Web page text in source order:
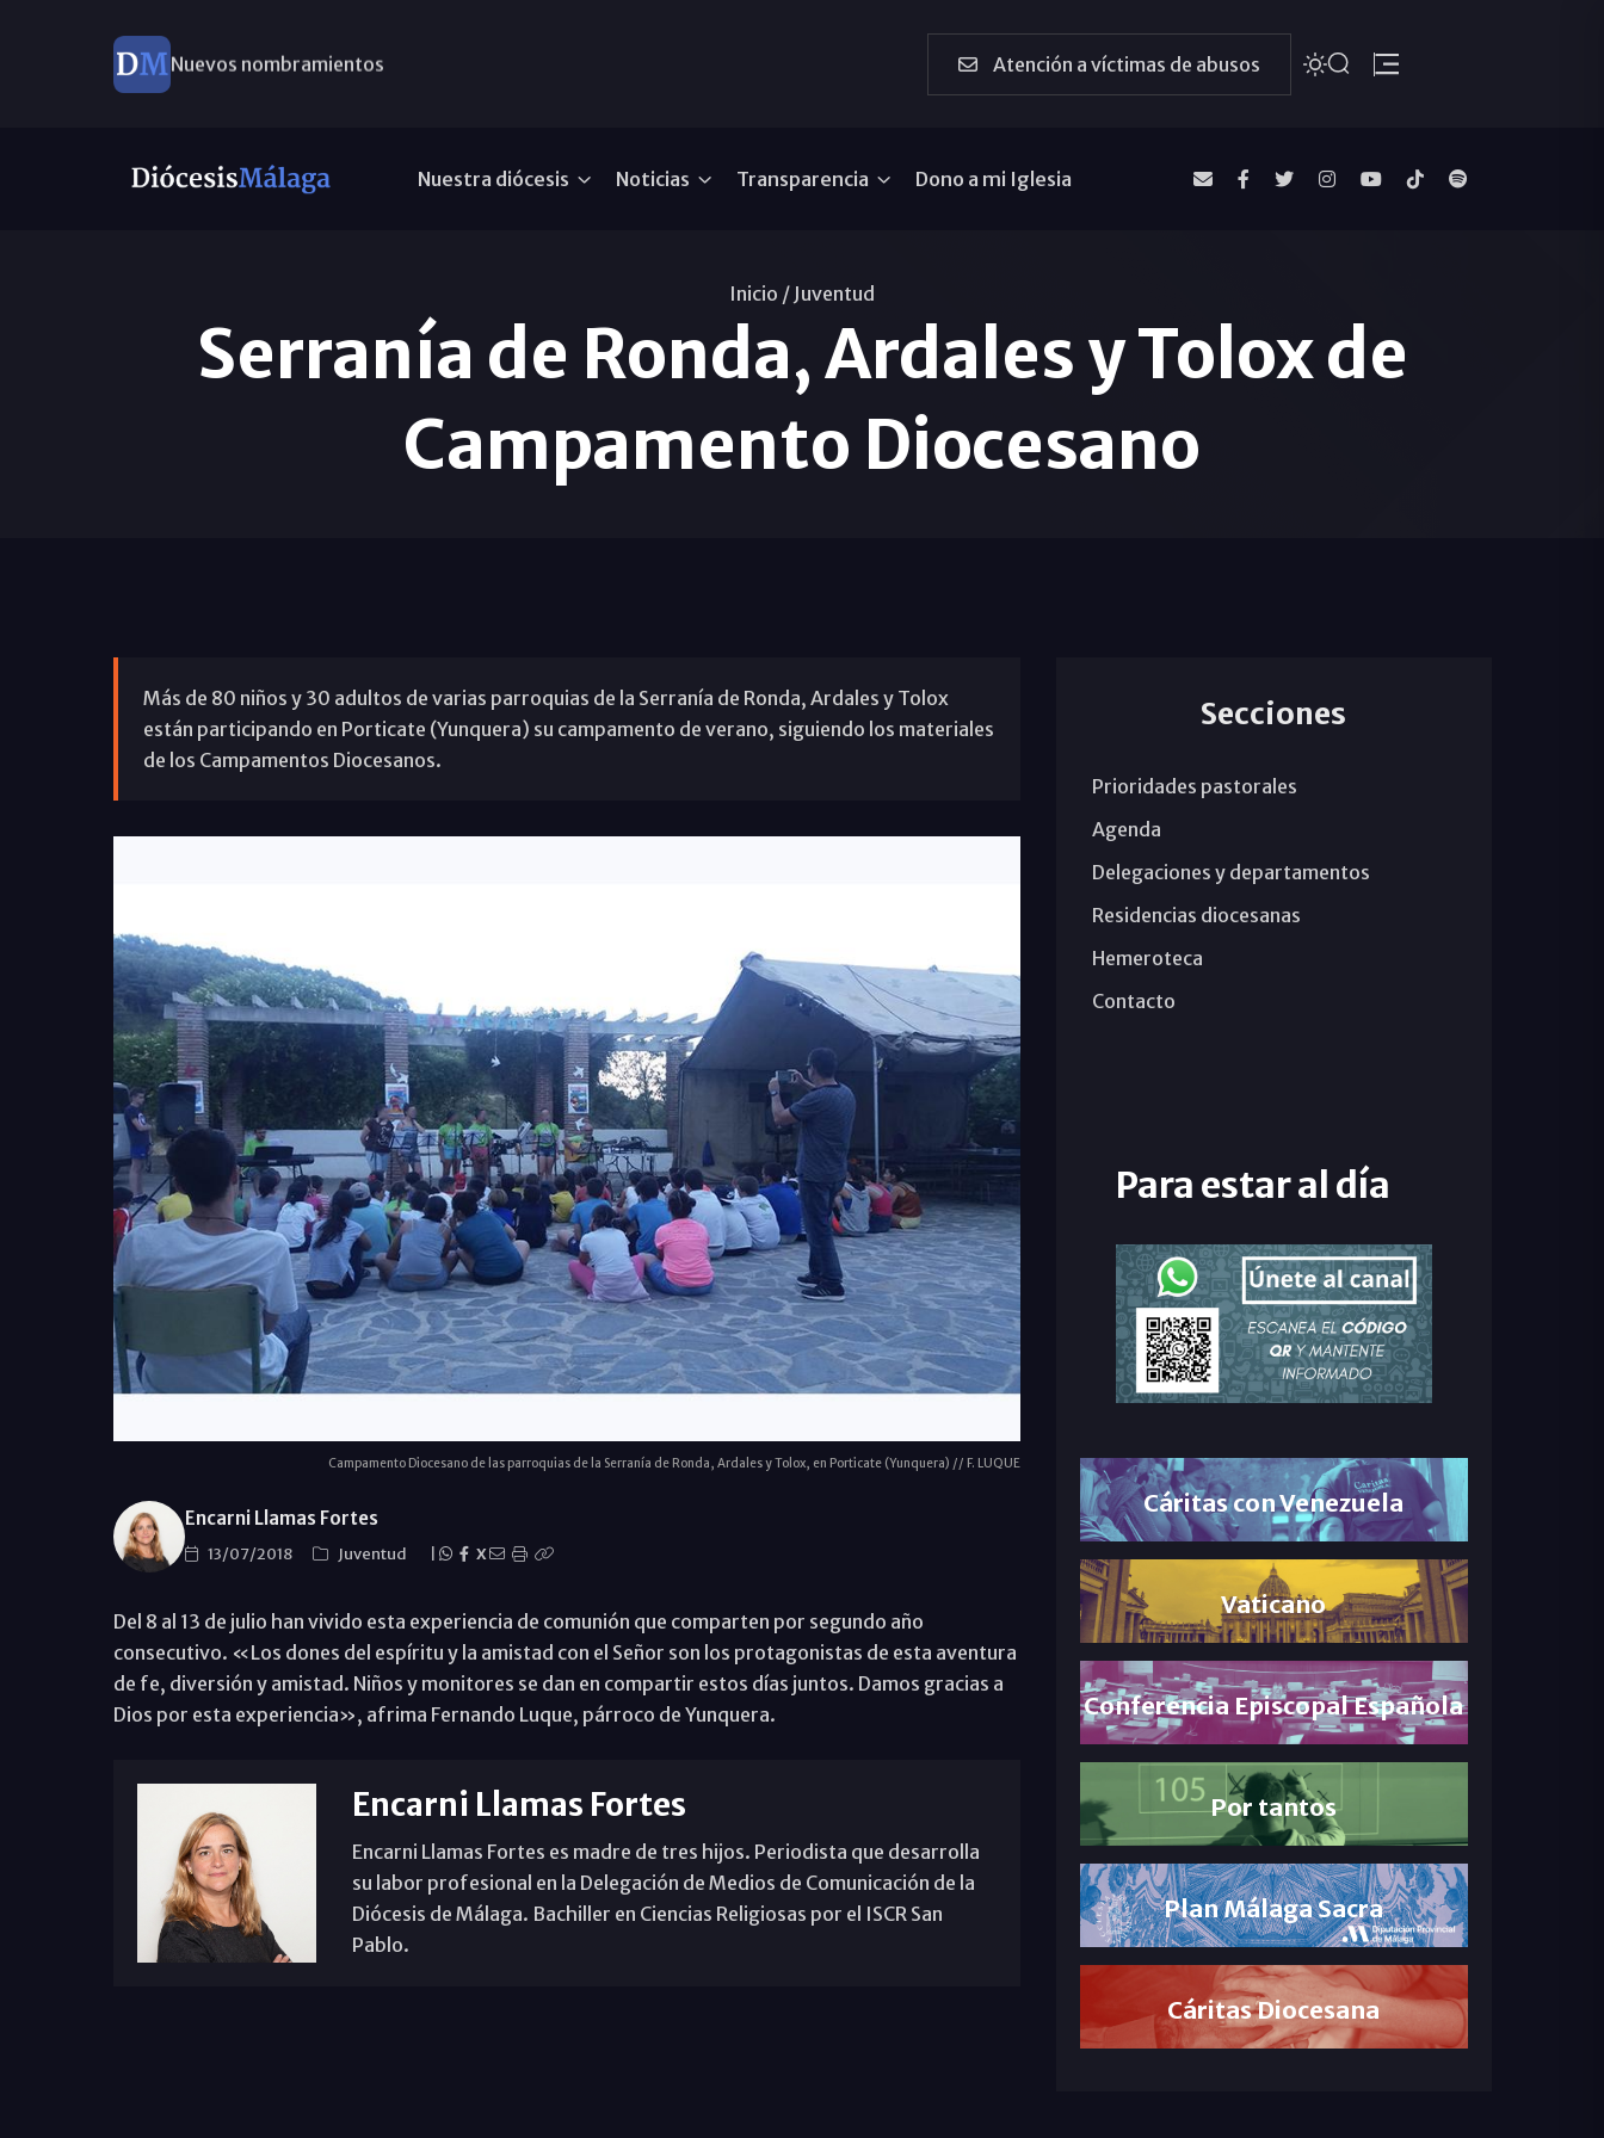
Nuevos nombramientos Atención a víctimas de abusos
Nuestra diócesis Noticias Transparencia Dono a mi Iglesia
Inicio / Juventud
Serranía de Ronda, Ardales y Tolox de
Campamento Diocesano
Más de 80 niños y 30 adultos de varias parroquias de la Serranía de Ronda, Ardales y Tolox
están participando en Porticate (Yunquera) su campamento de verano, siguiendo los materiales
de los Campamentos Diocesanos.
Campamento Diocesano de las parroquias de la Serranía de Ronda, Ardales y Tolox, en Porticate (Yunquera) // F. LUQUE
Encarni Llamas Fortes
13/07/2018 Juventud X
Del 8 al 13 de julio han vivido esta experiencia de comunión que comparten por segundo año
consecutivo. «Los dones del espíritu y la amistad con el Señor son los protagonistas de esta aventura
de fe, diversión y amistad. Niños y monitores se dan en compartir estos días juntos. Damos gracias a
Dios por esta experiencia», afrima Fernando Luque, párroco de Yunquera.
Encarni Llamas Fortes
Encarni Llamas Fortes es madre de tres hijos. Periodista que desarrolla
su labor profesional en la Delegación de Medios de Comunicación de la
Diócesis de Málaga. Bachiller en Ciencias Religiosas por el ISCR San
Pablo.
Secciones
Prioridades pastorales
Agenda
Delegaciones y departamentos
Residencias diocesanas
Hemeroteca
Contacto
Para estar al día
Cáritas con Venezuela
Vaticano
Conferencia Episcopal Española
Por tantos
Plan Málaga Sacra
Cáritas Diocesana